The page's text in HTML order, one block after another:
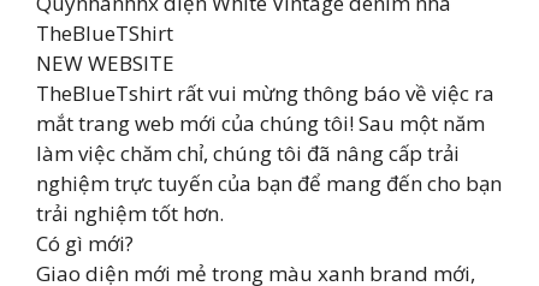
TheBlueTShirt
NEW WEBSITE
TheBlueTshirt rất vui mừng thông báo về việc ra
mắt trang web mới của chúng tôi! Sau một năm
làm việc chăm chỉ, chúng tôi đã nâng cấp trải
nghiệm trực tuyến của bạn để mang đến cho bạn
trải nghiệm tốt hơn.
Có gì mới?
Giao diện mới mẻ trong màu xanh brand mới,